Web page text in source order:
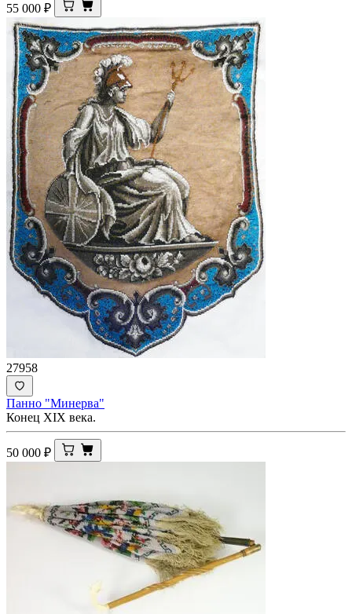
55 000 ₽
27958
Панно "Минерва"
Конец XIX века.
50 000 ₽